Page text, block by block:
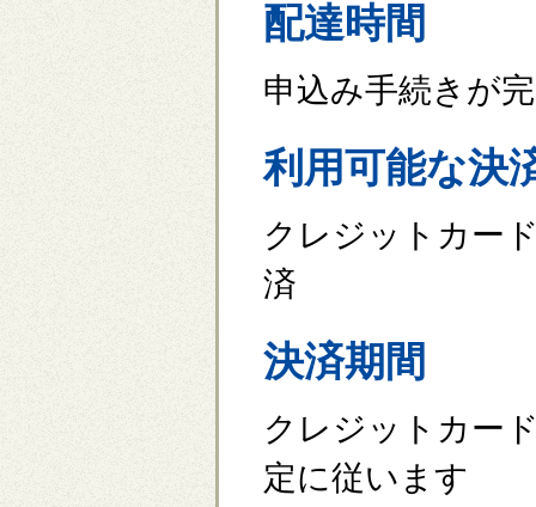
配達時間
申込み手続きが
利用可能な決
クレジットカー
済
決済期間
クレジットカー
定に従います